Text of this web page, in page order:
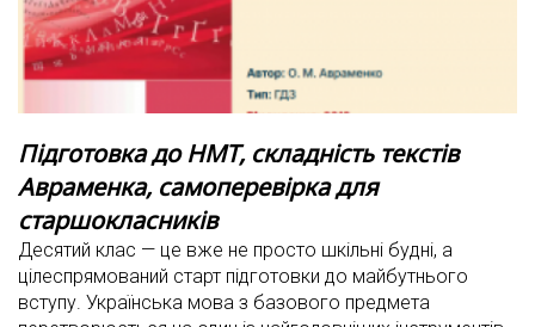
Підготовка до НМТ, складність текстів
Авраменка, самоперевірка для
старшокласників
Десятий клас — це вже не просто шкільні будні, а
цілеспрямований старт підготовки до майбутнього
вступу. Українська мова з базового предмета